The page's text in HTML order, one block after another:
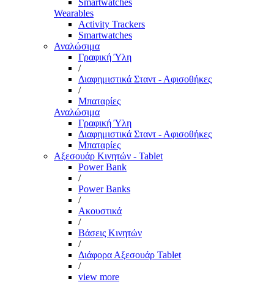
Smartwatches
Wearables
Activity Trackers
Smartwatches
Αναλώσιμα
Γραφική Ύλη
/
Διαφημιστικά Σταντ - Αφισοθήκες
/
Μπαταρίες
Αναλώσιμα
Γραφική Ύλη
Διαφημιστικά Σταντ - Αφισοθήκες
Μπαταρίες
Αξεσουάρ Κινητών - Tablet
Power Bank
/
Power Banks
/
Ακουστικά
/
Βάσεις Κινητών
/
Διάφορα Αξεσουάρ Tablet
/
view more